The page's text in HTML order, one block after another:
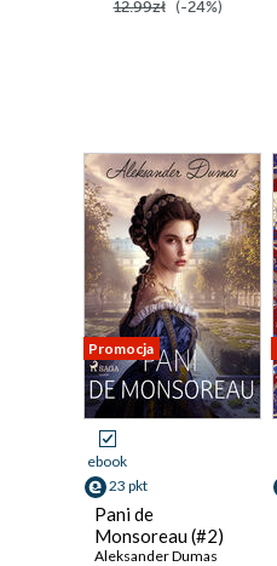
12.99zł (-24%)
Promocja
ebook
23 pkt
Pani de
Monsoreau (#2)
Aleksander Dumas